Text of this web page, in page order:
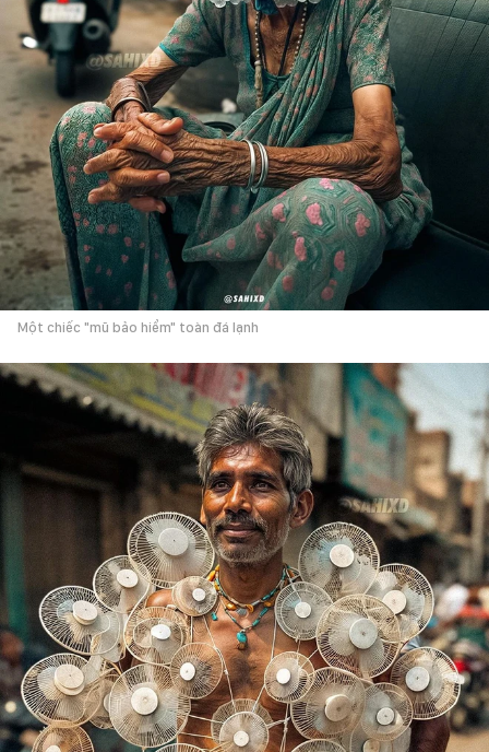
Một chiếc "mũ bảo hiểm" toàn đá lạnh